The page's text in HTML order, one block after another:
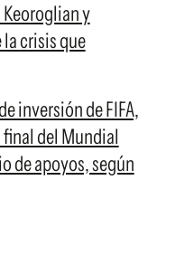
y
la crisis que
inversión de FIFA,
del Mundial
de apoyos, según